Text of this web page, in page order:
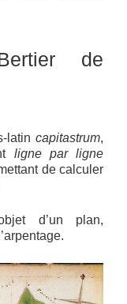
de
latin capitastrum,
ligne par ligne
de calculer
d’un plan,